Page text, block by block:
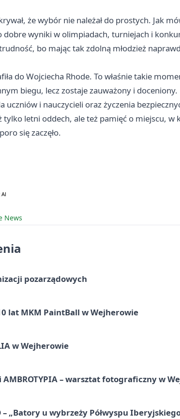
że wybór nie należał do prostych. Jak
dobre wyniki w olimpiadach, turniejach i
bo mając tak zdolną młodzież
do Wojciecha Rhode. To właśnie takie
biegu, lecz zostaje zauważony i doceniony.
uczniów i nauczycieli oraz życzenia
tylko letni oddech, ale też pamięć o miejscu, w
się zaczęło.
News
pozarządowych
lat MKM PaintBall w Wejherowie
w Wejherowie
i AMBROTYPIA – warsztat fotograficzny w
– „Batory u wybrzeży Półwyspu